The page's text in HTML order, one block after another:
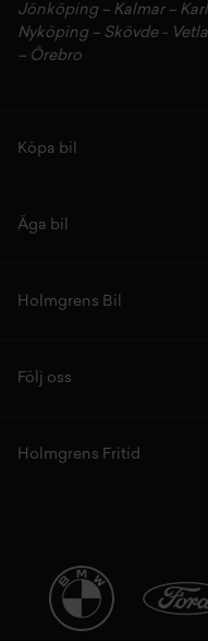
Jönköping– Kalmar –
Nyköping– Skövde-
– Örebro
Köpa bil
Äga bil
Holmgrens Bil
Följ oss
Holmgrens Fritid